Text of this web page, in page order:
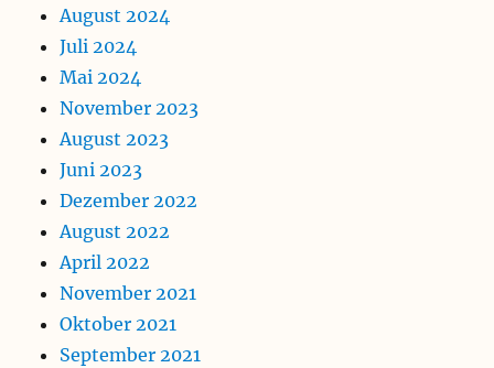
August 2024
Juli 2024
Mai 2024
November 2023
August 2023
Juni 2023
Dezember 2022
August 2022
April 2022
November 2021
Oktober 2021
September 2021